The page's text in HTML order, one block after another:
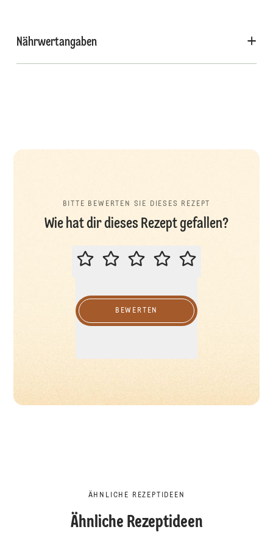
Nährwertangaben
BITTE BEWERTEN SIE DIESES REZEPT
Wie hat dir dieses Rezept gefallen?
BITTE BEWERTEN SIE DIESES
BEWERTEN
ÄHNLICHE REZEPTIDEEN
Ähnliche Rezeptideen